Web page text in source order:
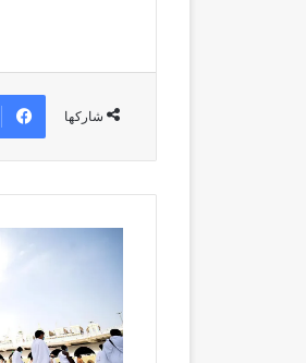
شاركها
الرحمن
لتجنّب